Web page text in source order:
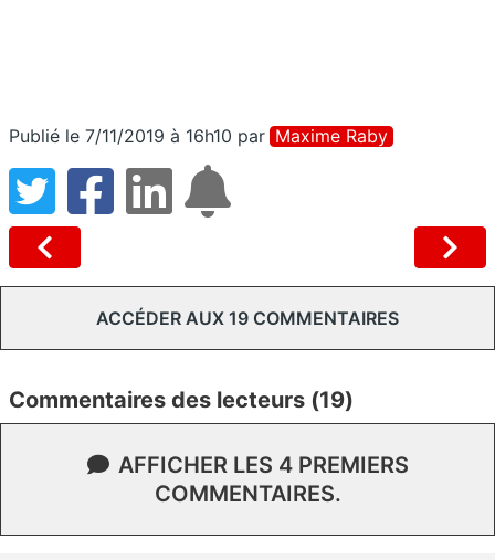
Publié le 7/11/2019 à 16h10 par Maxime Raby
ACCÉDER AUX 19 COMMENTAIRES
Commentaires des lecteurs (19)
AFFICHER LES 4 PREMIERS
COMMENTAIRES.